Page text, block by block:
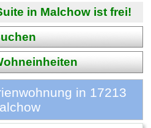
in Malchow ist frei!
in 17213